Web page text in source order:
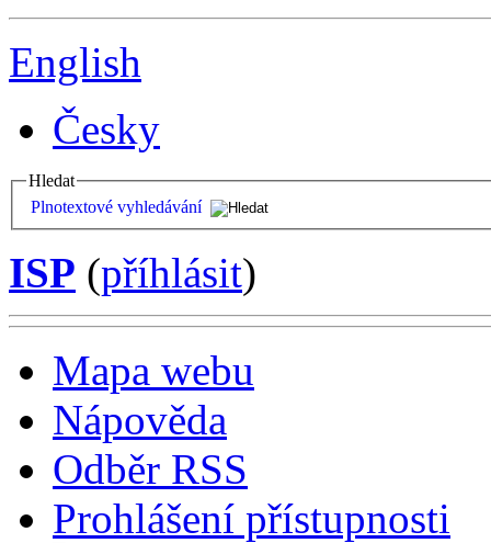
English
Česky
Hledat
Plnotextové vyhledávání
ISP (příhlásit)
Mapa webu
Nápověda
Odběr RSS
Prohlášení přístupnosti